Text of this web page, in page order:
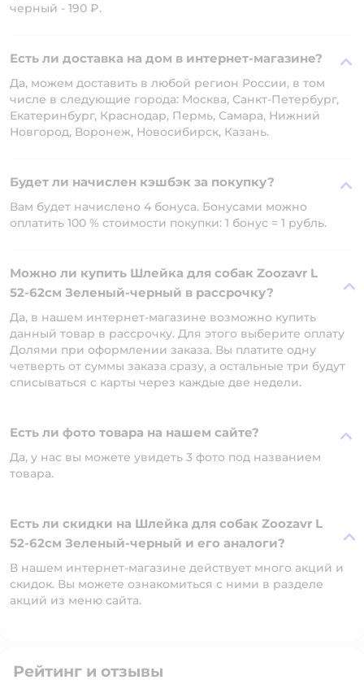
черный - 190 ₽.
Есть ли доставка на дом в интернет-магазине?
Да, можем доставить в любой регион России, в том
числе в следующие города: Москва, Санкт-Петербург,
Екатеринбург, Краснодар, Пермь, Самара, Нижний
Новгород, Воронеж, Новосибирск, Казань.
Будет ли начислен кэшбэк за покупку?
Вам будет начислено 4 бонуса. Бонусами можно
оплатить 100 % стоимости покупки: 1 бонус = 1 рубль.
Можно ли купить Шлейка для собак Zoozavr L
52-62см Зеленый-черный в рассрочку?
Да, в нашем интернет-магазине возможно купить
данный товар в рассрочку. Для этого выберите оплату
Долями при оформлении заказа. Вы платите одну
четверть от суммы заказа сразу, а остальные три будут
списываться с карты через каждые две недели.
Есть ли фото товара на нашем сайте?
Да, у нас вы можете увидеть 3 фото под названием
товара.
Есть ли скидки на Шлейка для собак Zoozavr L
52-62см Зеленый-черный и его аналоги?
В нашем интернет-магазине действует много акций и
скидок. Вы можете ознакомиться с ними в разделе
акций из меню сайта.
Рейтинг и отзывы